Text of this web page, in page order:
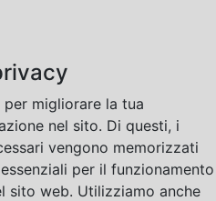
migliorare la tua
nel sito. Di questi, i
vengono memorizzati
per il funzionamento
sito web. Utilizziamo anche